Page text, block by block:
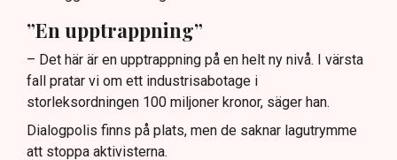
”En upptrappning”
– Det här är en upptrappning på en helt ny nivå. I värsta
fall pratar vi om ett industrisabotage i
storleksordningen 100 miljoner kronor, säger han.
Dialogpolis finns på plats, men de saknar lagutrymme
att stoppa aktivisterna.